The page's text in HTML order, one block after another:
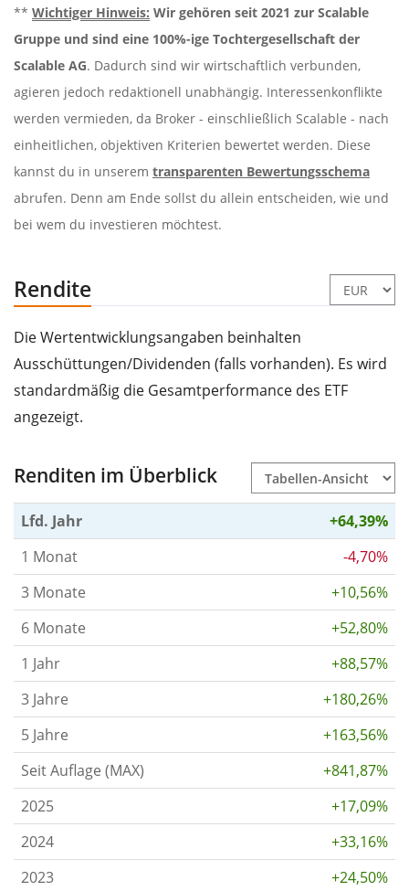
** Wichtiger Hinweis: Wir gehören seit 2021 zur Scalable
Gruppe und sind eine 100%-ige Tochtergesellschaft der
Scalable AG. Dadurch sind wir wirtschaftlich verbunden,
agieren jedoch redaktionell unabhängig. Interessenkonflikte
werden vermieden, da Broker - einschließlich Scalable - nach
einheitlichen, objektiven Kriterien bewertet werden. Diese
kannst du in unserem transparenten Bewertungsschema
abrufen. Denn am Ende sollst du allein entscheiden, wie und
bei wem du investieren möchtest.
Rendite
Die Wertentwicklungsangaben beinhalten
Ausschüttungen/Dividenden (falls vorhanden). Es wird
standardmäßig die Gesamtperformance des ETF
angezeigt.
Renditen im Überblick
Lfd. Jahr
+64,39%
1 Monat
-4,70%
3 Monate
+10,56%
6 Monate
+52,80%
1 Jahr
+88,57%
3 Jahre
+180,26%
5 Jahre
+163,56%
Seit Auflage (MAX)
+841,87%
2025
+17,09%
2024
+33,16%
2023
+24,50%